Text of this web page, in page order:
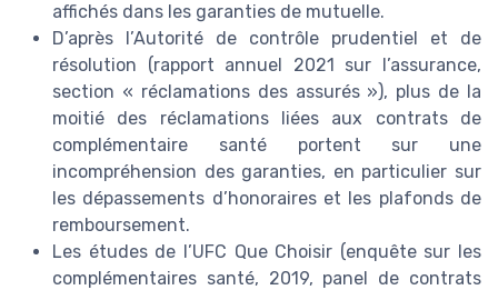
affichés dans les garanties de mutuelle.
D’après l’Autorité de contrôle prudentiel et de
résolution (rapport annuel 2021 sur l’assurance,
section « réclamations des assurés »), plus de la
moitié des réclamations liées aux contrats de
complémentaire santé portent sur une
incompréhension des garanties, en particulier sur
les dépassements d’honoraires et les plafonds de
remboursement.
Les études de l’UFC Que Choisir (enquête sur les
complémentaires santé, 2019, panel de contrats